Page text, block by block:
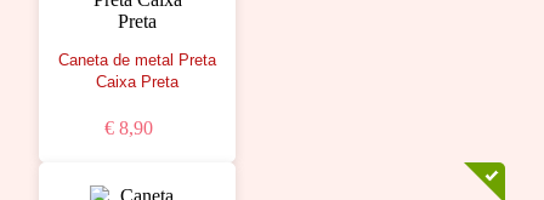
Caneta de metal Preta
Caixa Preta
€ 8,90